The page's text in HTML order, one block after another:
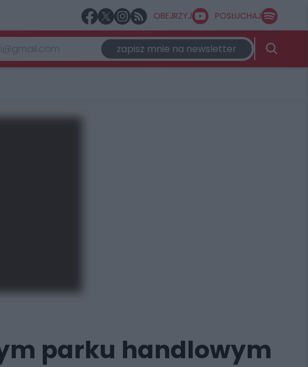
OBEJRZYJ POSŁUCHAJ
zapisz mnie na newsletter
parku handlowym